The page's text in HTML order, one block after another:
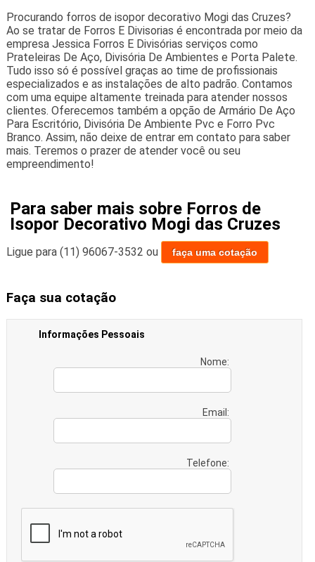
Procurando forros de isopor decorativo Mogi das Cruzes?
Ao se tratar de Forros E Divisorias é encontrada por meio da
empresa Jessica Forros E Divisórias serviços como
Prateleiras De Aço, Divisória De Ambientes e Porta Palete.
Tudo isso só é possível graças ao time de profissionais
especializados e as instalações de alto padrão. Contamos
com uma equipe altamente treinada para atender nossos
clientes. Oferecemos também a opção de Armário De Aço
Para Escritório, Divisória De Ambiente Pvc e Forro Pvc
Branco. Assim, não deixe de entrar em contato para saber
mais. Teremos o prazer de atender você ou seu
empreendimento!
Para saber mais sobre Forros de
Isopor Decorativo Mogi das Cruzes
Ligue para (11) 96067-3532 ou faça uma cotação
Faça sua cotação
Informações Pessoais
Nome:
Email:
Telefone: